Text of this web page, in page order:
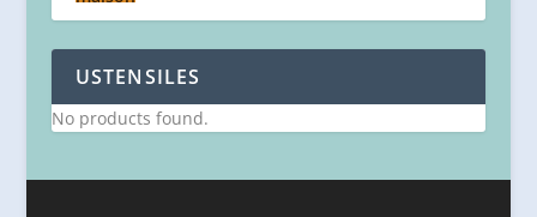
USTENSILES
No products found.